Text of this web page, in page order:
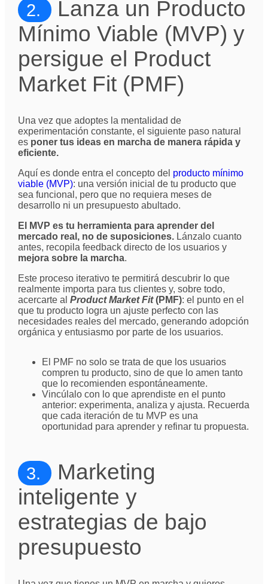
2. Lanza un Producto
Mínimo Viable (MVP) y
persigue el Product
Market Fit (PMF)
Una vez que adoptes la mentalidad de
experimentación constante, el siguiente paso natural
es poner tus ideas en marcha de manera rápida y
eficiente.
Aquí es donde entra el concepto del producto mínimo
viable (MVP): una versión inicial de tu producto que
sea funcional, pero que no requiera meses de
desarrollo ni un presupuesto abultado.
El MVP es tu herramienta para aprender del
mercado real, no de suposiciones.Lánzalo cuanto
antes, recopila feedback directo de los usuarios y
mejora sobre la marcha.
Este proceso iterativo te permitirá descubrir lo que
realmente importa para tus clientes y, sobre todo,
acercarte al Product Market Fit(PMF): el punto en el
que tu producto logra un ajuste perfecto con las
necesidades reales del mercado, generando adopción
orgánica y entusiasmo por parte de los usuarios.
El PMF no solo se trata de que los usuarios
compren tu producto, sino de que lo amen tanto
que lo recomienden espontáneamente.
Vincúlalo con lo que aprendiste en el punto
anterior: experimenta, analiza y ajusta. Recuerda
que cada iteración de tu MVP es una
oportunidad para aprender y refinar tu propuesta.
3. Marketing
inteligente y
estrategias de bajo
presupuesto